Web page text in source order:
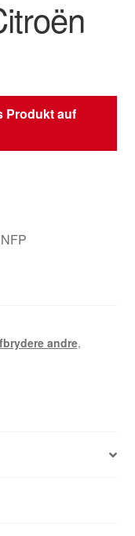
Produkt auf
andre,